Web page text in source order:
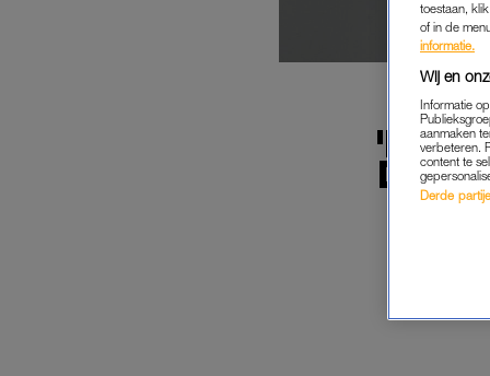
toestaan,
of in de
informatie.
Wij en
Informatie
aanmaken
verbeteren.
content te
Derde